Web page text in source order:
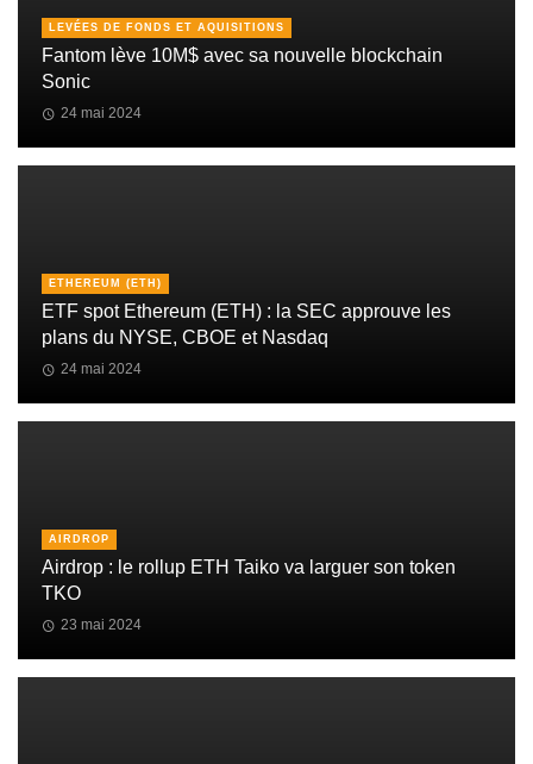
LEVÉES DE FONDS ET AQUISITIONS
Fantom lève 10M$ avec sa nouvelle blockchain
Sonic
24 mai 2024
ETHEREUM (ETH)
ETF spot Ethereum (ETH) : la SEC approuve les
plans du NYSE, CBOE et Nasdaq
24 mai 2024
AIRDROP
Airdrop : le rollup ETH Taiko va larguer son token
TKO
23 mai 2024